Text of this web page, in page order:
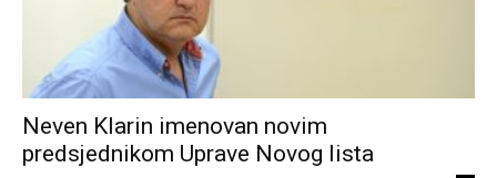
Neven Klarin imenovan novim
predsjednikom Uprave Novog lista